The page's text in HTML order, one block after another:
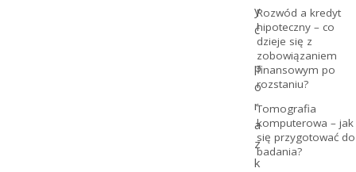
y
ć
p
o
r
a
z
k
Rozwód a kredyt
hipoteczny – co
dzieje się z
zobowiązaniem
finansowym po
rozstaniu?
Tomografia
komputerowa – jak
się przygotować do
badania?